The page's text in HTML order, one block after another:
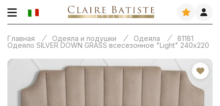
Главная Одеяла и подушки Одеяла
81181
Одеяло SILVER DOWN GRASS всесезонное "Light" 240х220